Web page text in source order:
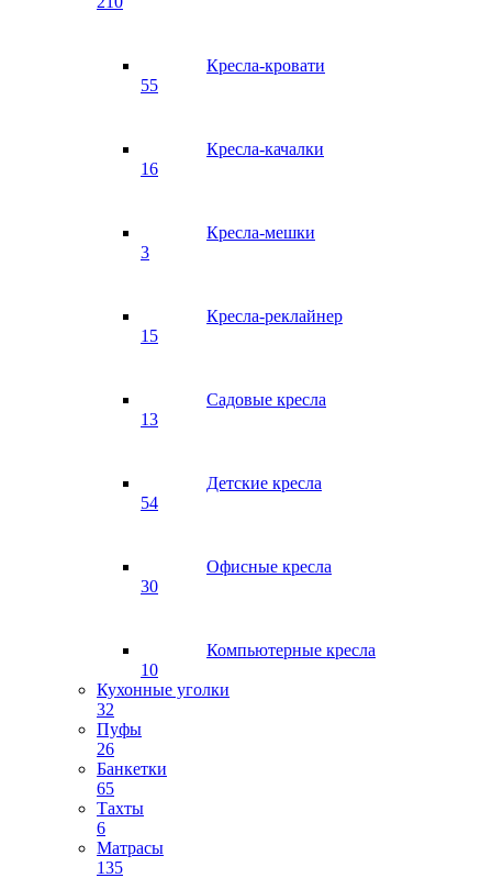
Кресла-кровати
55
Кресла-качалки
16
Кресла-мешки
3
Кресла-реклайнер
15
Садовые кресла
13
Детские кресла
54
Офисные кресла
30
Компьютерные кресла
10
Кухонные уголки
32
Пуфы
26
Банкетки
65
Тахты
6
Матрасы
135